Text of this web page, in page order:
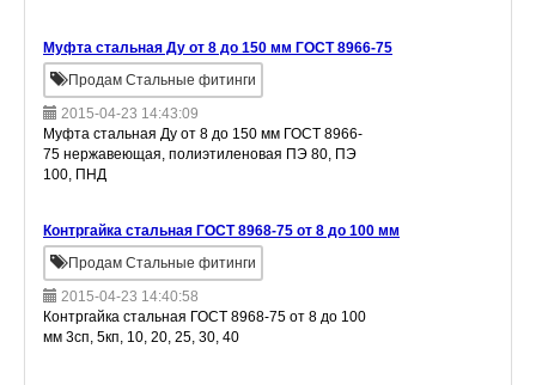
Муфта стальная Ду от 8 до 150 мм ГОСТ 8966-75
Продам Стальные фитинги
2015-04-23 14:43:09
Муфта стальная Ду от 8 до 150 мм ГОСТ 8966-
75 нержавеющая, полиэтиленовая ПЭ 80, ПЭ
100, ПНД
Контргайка стальная ГОСТ 8968-75 от 8 до 100 мм
Продам Стальные фитинги
2015-04-23 14:40:58
Контргайка стальная ГОСТ 8968-75 от 8 до 100
мм 3сп, 5кп, 10, 20, 25, 30, 40